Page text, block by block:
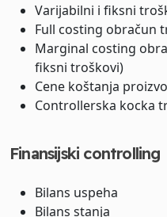
Varijabilni i fiksni
Full costing obračun
Marginal costing
fiksni troškovi)
Cene koštanja
Controllerska kocka
Finansijski controlling
Bilans uspeha
Bilans stanja